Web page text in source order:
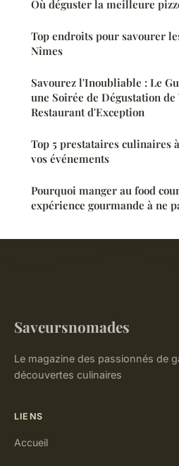
Où déguster la meilleure
Top endroits pour savourer
Nîmes
Savourez l'Inoubliable : Le
une Soirée de Dégustation
Restaurant d'Exception
Top 5 prestataires culinaires
vos événements
Pourquoi manger au food
expérience gourmande à ne
Saveursnomades
Le magazine des passionnés de
découvertes culinaires
LIENS
Accueil